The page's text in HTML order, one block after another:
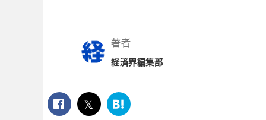
著者
経済界編集部
facebook
twitter
は